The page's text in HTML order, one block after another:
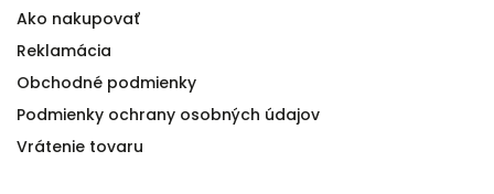
Ako nakupovať
Reklamácia
Obchodné podmienky
Podmienky ochrany osobných údajov
Vrátenie tovaru